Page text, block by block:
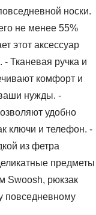
носки.
не менее 55%
этот аксессуар
Тканевая ручка и
комфорт и
нужды. -
удобно
ключи и телефон. -
из фетра
предметы
Swoosh, рюкзак
повседневному